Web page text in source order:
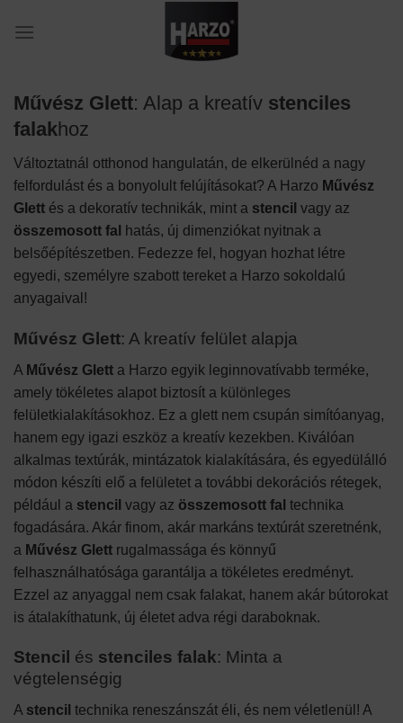
Művész Glett: Alap a kreatív stenciles
falakhoz
Változtatnál otthonod hangulatán, de elkerülnéd a nagy
felfordulást és a bonyolult felújításokat? A Harzo Művész
Glett és a dekoratív technikák, mint a stencil vagy az
összemosott fal
hatás, új dimenziókat nyitnak a
belsőépítészetben. Fedezze fel, hogyan hozhat létre
egyedi, személyre szabott tereket a Harzo sokoldalú
anyagaival!
Művész Glett: A kreatív felület alapja
A Művész Glett a Harzo egyik leginnovatívabb terméke,
amely tökéletes alapot biztosít a különleges
felületkialakításokhoz. Ez a glett nem csupán simítóanyag,
hanem egy igazi eszköz a kreatív kezekben. Kiválóan
alkalmas textúrák, mintázatok kialakítására, és egyedülálló
módon készíti elő a felületet a további dekorációs rétegek,
például a stencil vagy az összemosott fal technika
fogadására. Akár finom, akár markáns textúrát szeretnénk,
a Művész Glett rugalmassága és könnyű
felhasználhatósága garantálja a tökéletes eredményt.
Ezzel az anyaggal nem csak falakat, hanem akár bútorokat
is átalakíthatunk, új életet adva régi daraboknak.
Stencil és stenciles falak: Minta a
végtelenségig
A stencil technika reneszánszát éli, és nem véletlenül! A